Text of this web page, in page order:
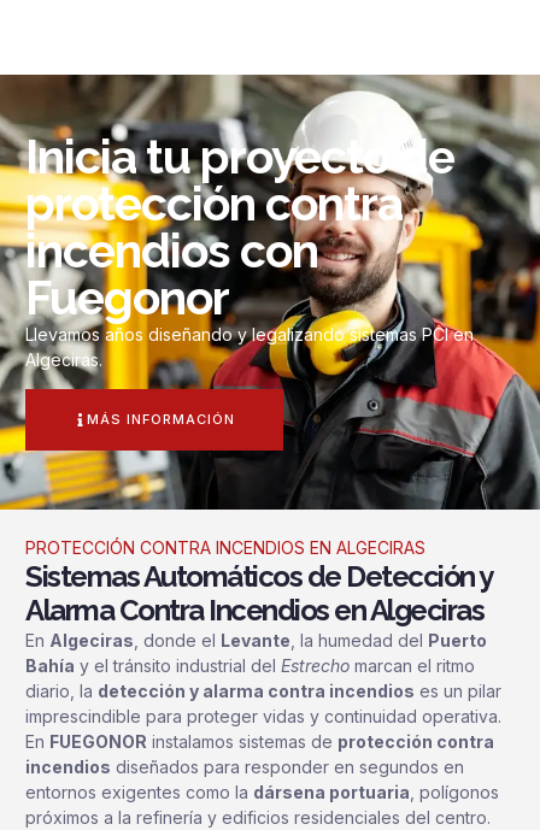
Inicia tu proyecto de
protección contra
incendios con
Fuegonor
Llevamos años diseñando y legalizando sistemas PCI en
Algeciras.
MÁS INFORMACIÓN
PROTECCIÓN CONTRA INCENDIOS EN ALGECIRAS
Sistemas Automáticos de Detección y
Alarma Contra Incendios en Algeciras
En Algeciras , donde el Levante , la humedad del Puerto
Bahía y el tránsito industrial del Estrecho marcan el ritmo
diario, la detección y alarma contra incendios es un pilar
imprescindible para proteger vidas y continuidad operativa.
En FUEGONOR instalamos sistemas de protección contra
incendios diseñados para responder en segundos en
entornos exigentes como la dársena portuaria , polígonos
próximos a la refinería y edificios residenciales del centro.